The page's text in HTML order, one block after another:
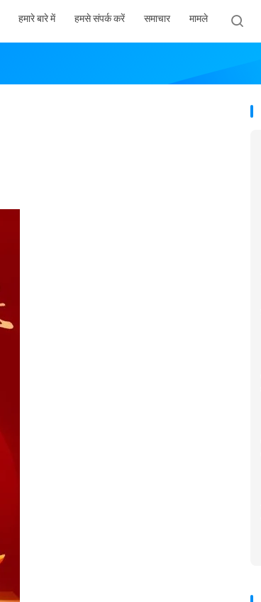
हमारे बारे में हमसे संपर्क करें समाचार मामले